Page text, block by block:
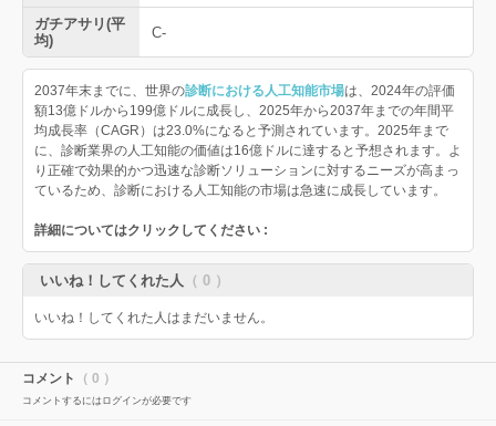
ガチアサリ(平
均)
C-
2037年末までに、世界の診断における人工知能市場は、2024年の評価
額13億ドルから199億ドルに成長し、2025年から2037年までの年間平
均成長率（CAGR）は23.0%になると予測されています。2025年まで
に、診断業界の人工知能の価値は16億ドルに達すると予想されます。よ
り正確で効果的かつ迅速な診断ソリューションに対するニーズが高まっ
ているため、診断における人工知能の市場は急速に成長しています。
詳細についてはクリックしてください :
いいね！してくれた人 （ 0 ）
いいね！してくれた人はまだいません。
コメント （ 0 ）
コメントするにはログインが必要です